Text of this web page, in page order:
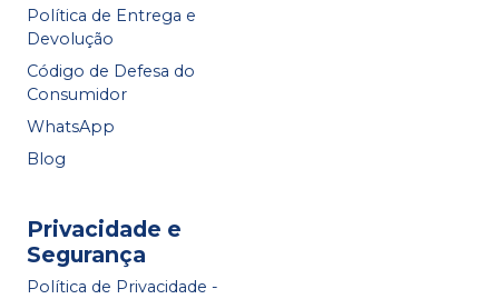
Política de Entrega e
Devolução
Código de Defesa do
Consumidor
WhatsApp
Blog
Privacidade e
Segurança
Política de Privacidade -